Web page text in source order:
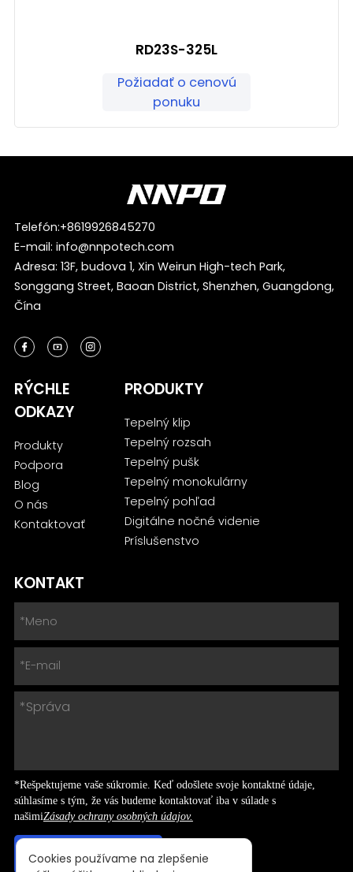
RD23S-325L
Požiadať o cenovú
ponuku
Telefón:+8619926845270
E-mail: info@nnpotech.com
Adresa: 13F, budova 1, Xin Weirun High-tech Park,
Songgang Street, Baoan District, Shenzhen, Guangdong,
Čína
RÝCHLE
ODKAZY
Produkty
Podpora
Blog
O nás
Kontaktovať
PRODUKTY
Tepelný klip
Tepelný rozsah
Tepelný pušk
Tepelný monokulárny
Tepelný pohľad
Digitálne nočné videnie
Príslušenstvo
KONTAKT
*Rešpektujeme vaše súkromie. Keď odošlete svoje kontaktné údaje,
súhlasíme s tým, že vás budeme kontaktovať iba v súlade s
našimiZásady ochrany osobných údajov.
Cookies používame na zlepšenie